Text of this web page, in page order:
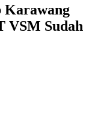
Karawang
VSM Sudah